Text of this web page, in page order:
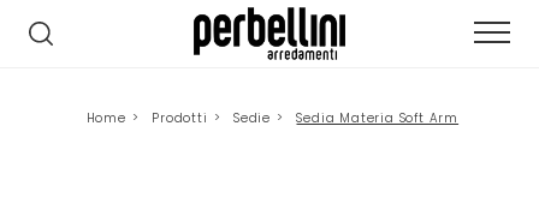
Home > Prodotti > Sedie > Sedia Materia Soft Arm